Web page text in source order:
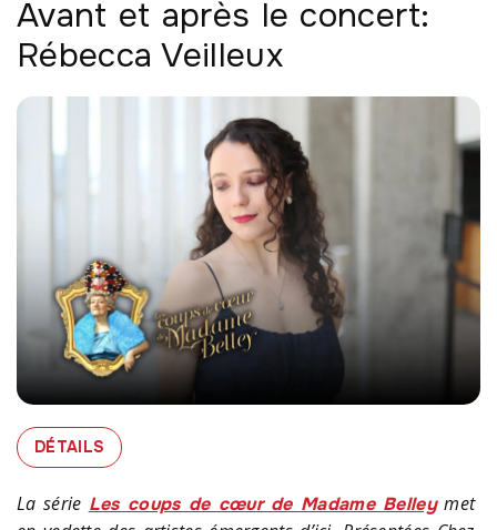
Avant et après le concert:
Rébecca Veilleux
DÉTAILS À PROPOS DE DÉTAILS
La série Les coups de cœur de Madame Belleymet